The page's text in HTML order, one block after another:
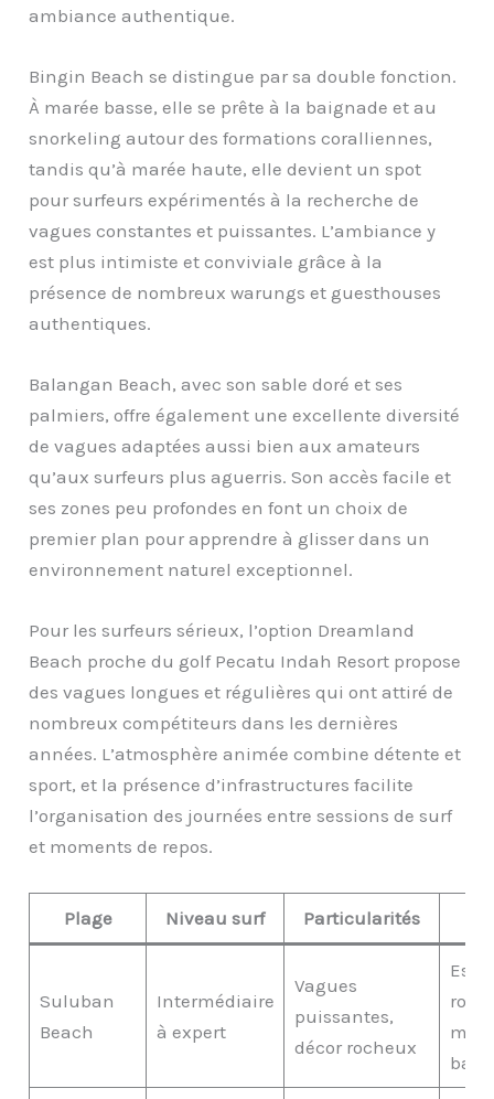
ambiance authentique.
Bingin Beach se distingue par sa double fonction.
À marée basse, elle se prête à la baignade et au
snorkeling autour des formations coralliennes,
tandis qu’à marée haute, elle devient un spot
pour surfeurs expérimentés à la recherche de
vagues constantes et puissantes. L’ambiance y
est plus intimiste et conviviale grâce à la
présence de nombreux warungs et guesthouses
authentiques.
Balangan Beach, avec son sable doré et ses
palmiers, offre également une excellente diversité
de vagues adaptées aussi bien aux amateurs
qu’aux surfeurs plus aguerris. Son accès facile et
ses zones peu profondes en font un choix de
premier plan pour apprendre à glisser dans un
environnement naturel exceptionnel.
Pour les surfeurs sérieux, l’option Dreamland
Beach proche du golf Pecatu Indah Resort propose
des vagues longues et régulières qui ont attiré de
nombreux compétiteurs dans les dernières
années. L’atmosphère animée combine détente et
sport, et la présence d’infrastructures facilite
l’organisation des journées entre sessions de surf
et moments de repos.
Plage Niveau surf Particularités
Suluban
Beach
Intermédiaire
à expert
Vagues
puissantes,
décor rocheux